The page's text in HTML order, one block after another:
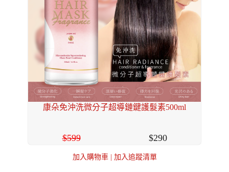
康朵免沖洗微分子超導鏈鍵護髮素500ml
599 290
加入購物車 | 加入追蹤清單